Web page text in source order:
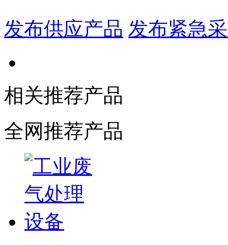
发布供应产品 发布紧急
相关推荐产品
全网推荐产品